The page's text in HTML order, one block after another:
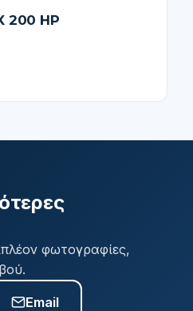
200 HP
φωτογραφίες,
Email